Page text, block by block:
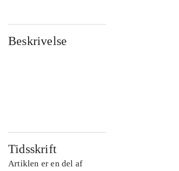
Beskrivelse
Tidsskrift
Artiklen er en del af